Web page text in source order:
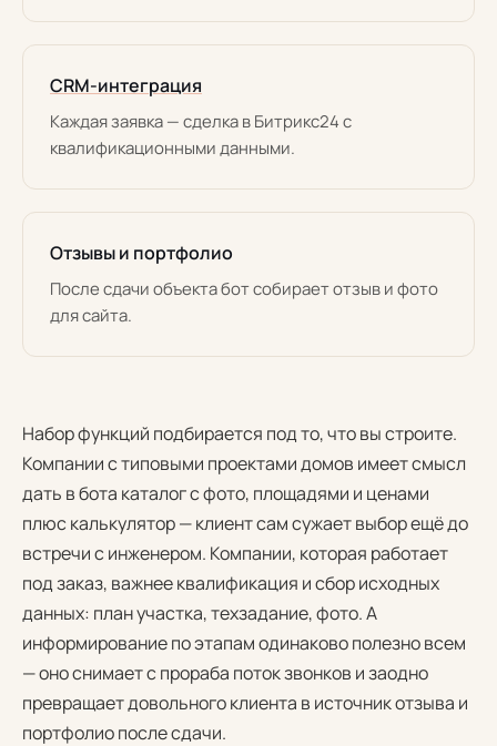
CRM-интеграция
Каждая заявка — сделка в Битрикс24 с
квалификационными данными.
Отзывы и портфолио
После сдачи объекта бот собирает отзыв и фото
для сайта.
Набор функций подбирается под то, что вы строите.
Компании с типовыми проектами домов имеет смысл
дать в бота каталог с фото, площадями и ценами
плюс калькулятор — клиент сам сужает выбор ещё до
встречи с инженером. Компании, которая работает
под заказ, важнее квалификация и сбор исходных
данных: план участка, техзадание, фото. А
информирование по этапам одинаково полезно всем
— оно снимает с прораба поток звонков и заодно
превращает довольного клиента в источник отзыва и
портфолио после сдачи.